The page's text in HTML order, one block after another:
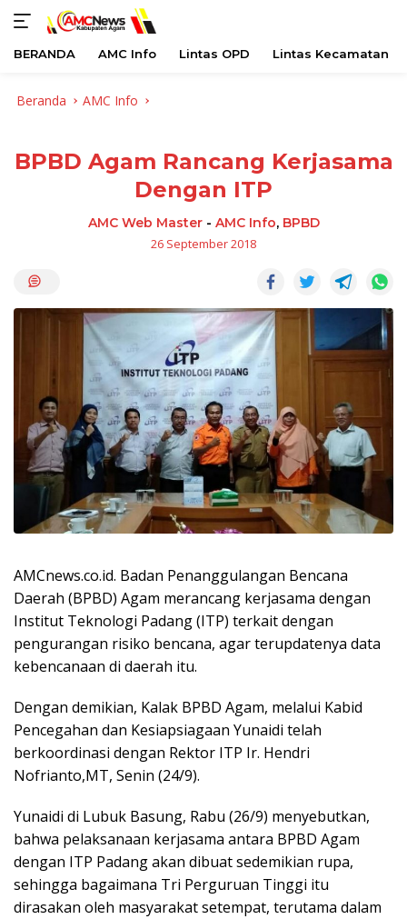
BERANDA AMC Info Lintas OPD Lintas Kecamatan
Beranda AMC Info
BPBD Agam Rancang Kerjasama
Dengan ITP
AMC Web Master- AMC Info, BPBD
26 September 2018
AMCnews.co.id. Badan Penanggulangan Bencana
Daerah (BPBD) Agam merancang kerjasama dengan
Institut Teknologi Padang (ITP) terkait dengan
pengurangan risiko bencana, agar terupdatenya data
kebencanaan di daerah itu.
Dengan demikian, Kalak BPBD Agam, melalui Kabid
Pencegahan dan Kesiapsiagaan Yunaidi telah
berkoordinasi dengan Rektor ITP Ir. Hendri
Nofrianto,MT, Senin (24/9).
Yunaidi di Lubuk Basung, Rabu (26/9) menyebutkan,
bahwa pelaksanaan kerjasama antara BPBD Agam
dengan ITP Padang akan dibuat sedemikian rupa,
sehingga bagaimana Tri Perguruan Tinggi itu
dirasakan oleh masyarakat setempat, terutama dalam